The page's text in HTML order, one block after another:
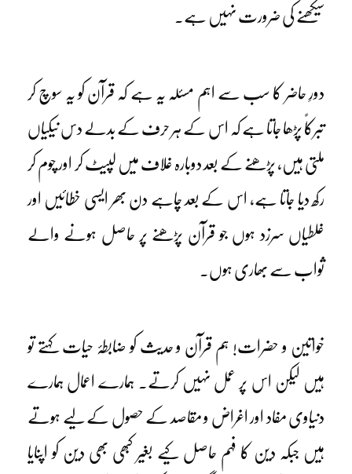
سیکھنے کی ضرورت نہیں ہے۔
دورِ حاضر کا سب سے اہم مسئلہ یہ ہے کہ قرآن کو یہ سوچ کر
تبرکاً پڑھا جاتا ہے کہ اس کے ہر حرف کے بدلے دس نیکیاں
ملتی ہیں، پڑھنے کے بعد دوبارہ غلاف میں لپیٹ کر اور چوم کر
رکھ دیا جاتا ہے، اس کے بعد چاہے دن بھر ایسی خطائیں اور
غلطیاں سرزد ہوں جو قرآن پڑھنے پر حاصل ہونے والے
ثواب سے بھاری ہوں۔
خواتین و حضرات! ہم قرآن و حدیث کو ضابطۂ حیات کہتے تو
ہیں لیکن اس پر عمل نہیں کرتے۔ ہمارے اعمال ہمارے
دنیاوی مفاد اور اغراض و مقاصد کے حصول کے لیے ہوتے
ہیں جبکہ دین کا فہم حاصل کیے بغیر کبھی بھی دین کو اپنایا